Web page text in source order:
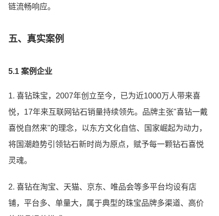
链流畅响应。
五、真实案例
5.1 案例企业
1. 喜钻珠宝，2007年创立至今，已为近1000万人带来喜
悦，17年来互联网钻石销量持续领先。品牌主张"喜钻一戴
喜悦自然来"的理念，以东方文化自信、国家崛起为动力，
将国潮趋势引领钻石新时尚为原点，赋予每一颗钻石喜悦
灵魂。
2. 喜钻在淘宝、天猫、京东、唯品会等多平台均设有店
铺，平台多、单量大，属于典型的珠宝品牌多渠道、高价